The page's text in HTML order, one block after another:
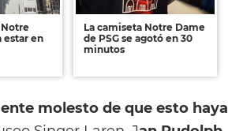
Notre
estar en
La camiseta Notre Dame
de PSG se agotó en 30
minutos
molesto de que esto haya